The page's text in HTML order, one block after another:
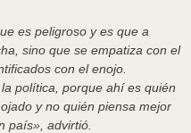
es peligroso y es que a
sino que se empatiza con el
con el enojo.
política, porque ahí es quién
y no quién piensa mejor
país», advirtió.